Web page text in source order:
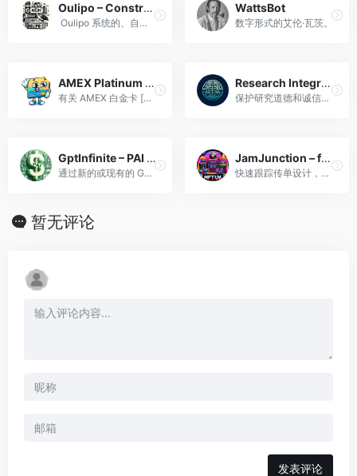
Oulipo – Constrained Literature and Generator
Oulipo 系统的、自我约束的文本创作方法。
WattsBot
数字形式的艾伦·瓦茨。
AMEX Platinum info [unofficial]
有关 AMEX 白金卡 [美国] 的信息，源自 AMEX 来源的 PDF 和 AMEX Platinum 主页
Research Integrity Summit
保护研究道德和诚信实践的游戏
GptInfinite – PAI (Paid Access Integrator)
通过新的或现有的 GPT 货币化 -v.04
JamJunction – flyer creator
快速跟踪传单设计，注重视觉效果。
暂无评论
发表评论